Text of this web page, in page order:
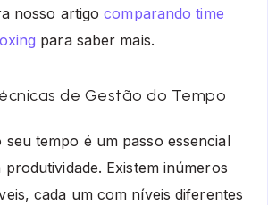
nosso artigocomparando time
para saber mais.
de Gestão do Tempo
tempo é um passo essencial
Existem inúmeros
cada um com níveis diferentes